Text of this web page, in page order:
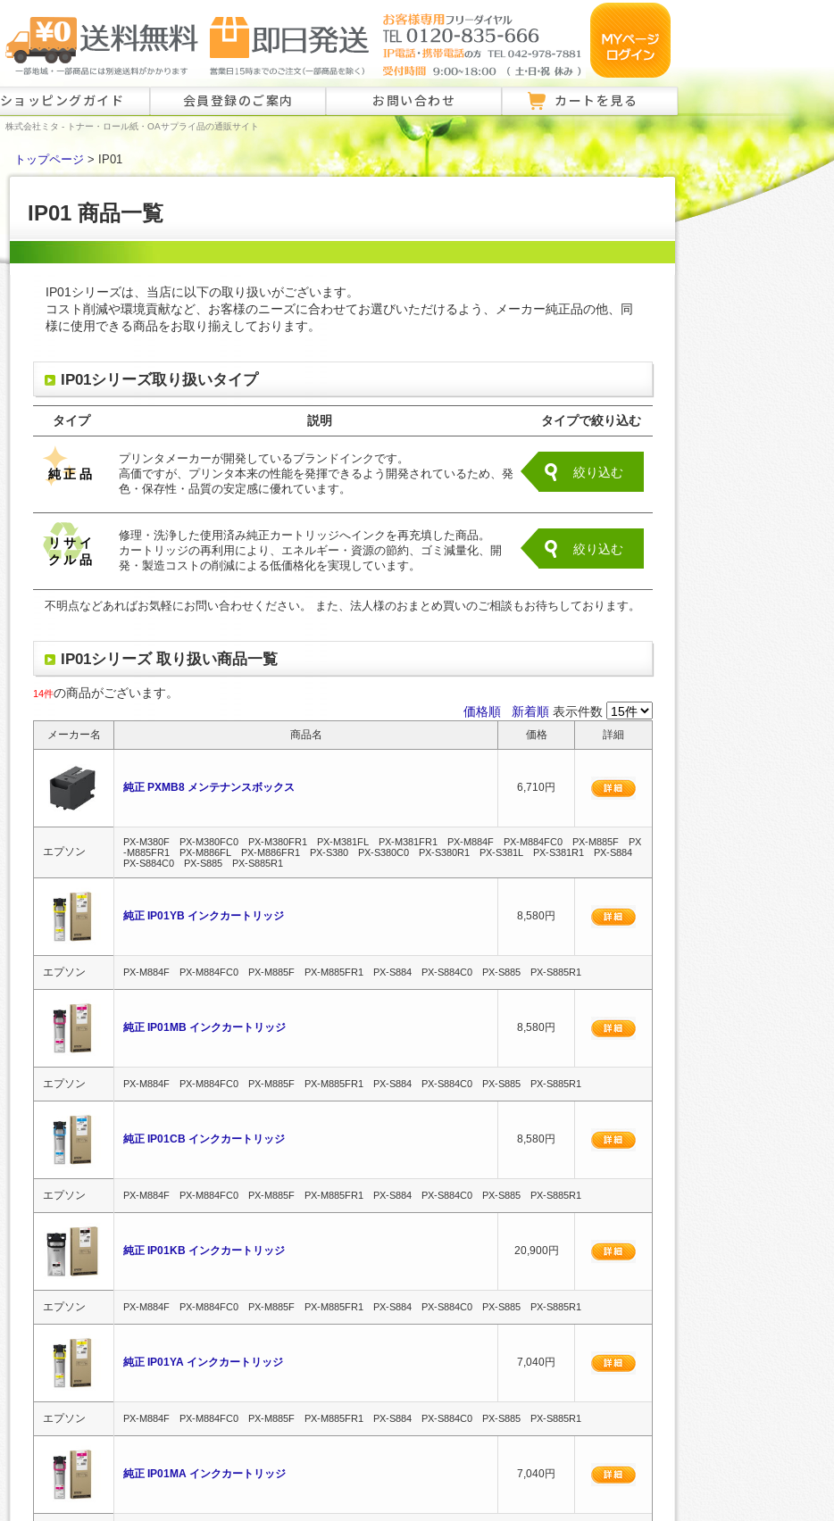
ショッピングガイド 会員登録のご案内 お問い合わせ
ロール紙特注のご相談はこちら
カートを見る
株式会社ミタ - トナー・ロール紙・OAサプライ品の通販サイト
トップページ > IP01
IP01 商品一覧
IP01シリーズは、当店に以下の取り扱いがございます。
コスト削減や環境貢献など、お客様のニーズに合わせてお選びいただけるよう、メーカー純正品の他、同
様に使用できる商品をお取り揃えしております。
IP01シリーズ取り扱いタイプ
タイプ 説明 タイプで絞り込む
純正品
プリンタメーカーが開発しているブランドインクです。
高価ですが、プリンタ本来の性能を発揮できるよう開発されているため、発
色・保存性・品質の安定感に優れています。
絞り込む
リサイ
クル品
修理・洗浄した使用済み純正カートリッジへインクを再充填した商品。
カートリッジの再利用により、エネルギー・資源の節約、ゴミ減量化、開
発・製造コストの削減による低価格化を実現しています。
絞り込む
不明点などあればお気軽にお問い合わせください。 また、法人様のおまとめ買いのご相談もお待ちしております。
IP01シリーズ 取り扱い商品一覧
14件の商品がございます。
価格順
新着順 表示件数
メーカー名 商品名 価格 詳細
純正 PXMB8 メンテナンスボックス 6,710円
エプソン
PX-M380F PX-M380FC0 PX-M380FR1 PX-M381FL PX-M381FR1 PX-M884F PX-M884FC0 PX-M885F PX
-M885FR1 PX-M886FL PX-M886FR1 PX-S380 PX-S380C0 PX-S380R1 PX-S381L PX-S381R1 PX-S884
PX-S884C0 PX-S885 PX-S885R1
純正 IP01YB インクカートリッジ 8,580円
エプソン PX-M884F PX-M884FC0 PX-M885F PX-M885FR1 PX-S884 PX-S884C0 PX-S885 PX-S885R1
純正 IP01MB インクカートリッジ 8,580円
エプソン PX-M884F PX-M884FC0 PX-M885F PX-M885FR1 PX-S884 PX-S884C0 PX-S885 PX-S885R1
純正 IP01CB インクカートリッジ 8,580円
エプソン PX-M884F PX-M884FC0 PX-M885F PX-M885FR1 PX-S884 PX-S884C0 PX-S885 PX-S885R1
純正 IP01KB インクカートリッジ 20,900円
エプソン PX-M884F PX-M884FC0 PX-M885F PX-M885FR1 PX-S884 PX-S884C0 PX-S885 PX-S885R1
純正 IP01YA インクカートリッジ 7,040円
エプソン PX-M884F PX-M884FC0 PX-M885F PX-M885FR1 PX-S884 PX-S884C0 PX-S885 PX-S885R1
純正 IP01MA インクカートリッジ 7,040円